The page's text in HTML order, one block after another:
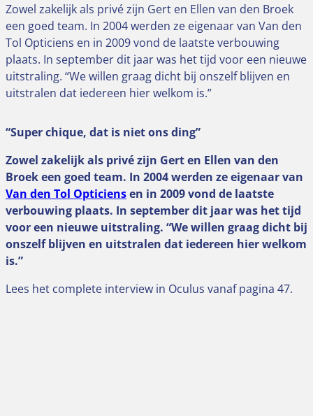
Zowel zakelijk als privé zijn Gert en Ellen van den Broek
een goed team. In 2004 werden ze eigenaar van Van den
Tol Opticiens en in 2009 vond de laatste verbouwing
plaats. In september dit jaar was het tijd voor een nieuwe
uitstraling. “We willen graag dicht bij onszelf blijven en
uitstralen dat iedereen hier welkom is.”
“Super chique, dat is niet ons ding”
Zowel zakelijk als privé zijn Gert en Ellen van den
Broek een goed team. In 2004 werden ze eigenaar van
Van den Tol Opticiensen in 2009 vond de laatste
verbouwing plaats. In september dit jaar was het tijd
voor een nieuwe uitstraling. “We willen graag dicht bij
onszelf blijven en uitstralen dat iedereen hier welkom
is.”
Lees het complete interview in Oculus vanaf pagina 47.